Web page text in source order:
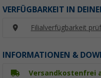
VERFÜGBARKEIT IN
Filialverfügbarkeit
INFORMATIONEN &
Versandkostenfrei